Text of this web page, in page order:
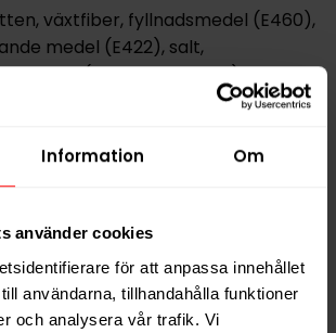
Information Om
använder cookies
för att anpassa innehållet
användarna, tillhandahålla funktioner
och analysera vår trafik. Vi
växtfiber, fyllnadsmedel (E460),
medel (E422), salt,
medel (E334, E500, E509), nikotin,
(E950). Innehåller
från
smakenFrukt